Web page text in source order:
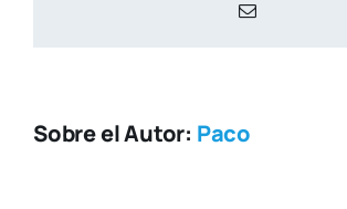
Correo
Sobre el Autor: Paco